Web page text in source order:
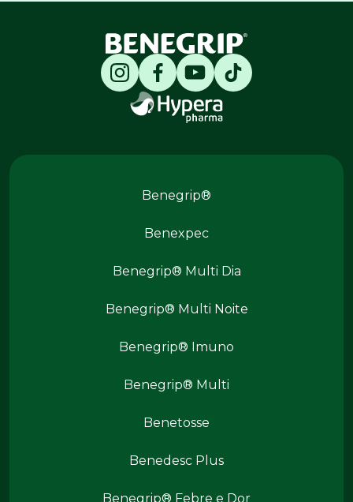
Produtos Benegrip
Benegrip®
Benexpec
Benegrip® Multi Dia
Benegrip® Multi Noite
Benegrip® Imuno
Produtos Benegrip
Benegrip® Multi
Benetosse
Benedesc Plus
Benegrip® Febre e Dor